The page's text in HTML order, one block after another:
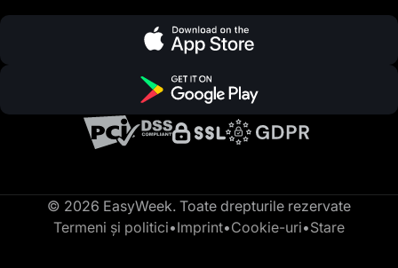
© 2026 EasyWeek. Toate drepturile rezervate
Termeni și politici•Imprint•Cookie-uri•Stare